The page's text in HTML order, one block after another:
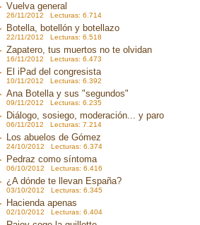
Vuelva general
26/11/2012 Lecturas: 6.714
Botella, botellón y botellazo
22/11/2012 Lecturas: 6.518
Zapatero, tus muertos no te olvidan
16/11/2012 Lecturas: 6.473
El iPad del congresista
10/11/2012 Lecturas: 6.392
Ana Botella y sus "segundos"
09/11/2012 Lecturas: 6.235
Diálogo, sosiego, moderación... y paro
06/11/2012 Lecturas: 7.214
Los abuelos de Gómez
24/10/2012 Lecturas: 6.374
Pedraz como síntoma
06/10/2012 Lecturas: 6.416
¿A dónde te llevan España?
03/10/2012 Lecturas: 6.345
Hacienda apenas
02/10/2012 Lecturas: 6.404